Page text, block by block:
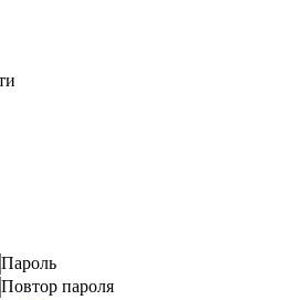
Пароль
Повтор пароля